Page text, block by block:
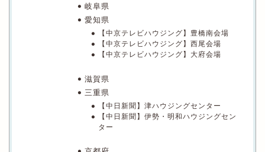
岐阜県
愛知県
【中京テレビハウジング】豊橋南会場
【中京テレビハウジング】西尾会場
【中京テレビハウジング】大府会場
滋賀県
三重県
【中日新聞】津ハウジングセンター
【中日新聞】伊勢・明和ハウジングセン
ター